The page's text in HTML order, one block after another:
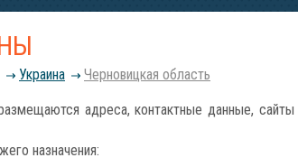
Украина Черновицкая область
адреса, контактные данные, сайты
назначения: